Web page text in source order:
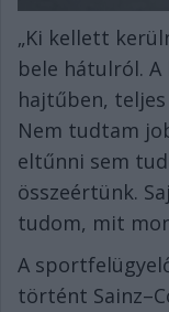
„Ki kellett
bele hátulról.
hajtűben,
Nem tudtam
eltűnni sem
összeértünk.
tudom, mit
A
történt